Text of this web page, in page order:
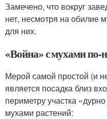
Замечено, что вокруг
нет, несмотря на обилие
для них.
«Война» с мухами по-
Мерой самой простой (и
является посадка близ
периметру участка
мухами растений: